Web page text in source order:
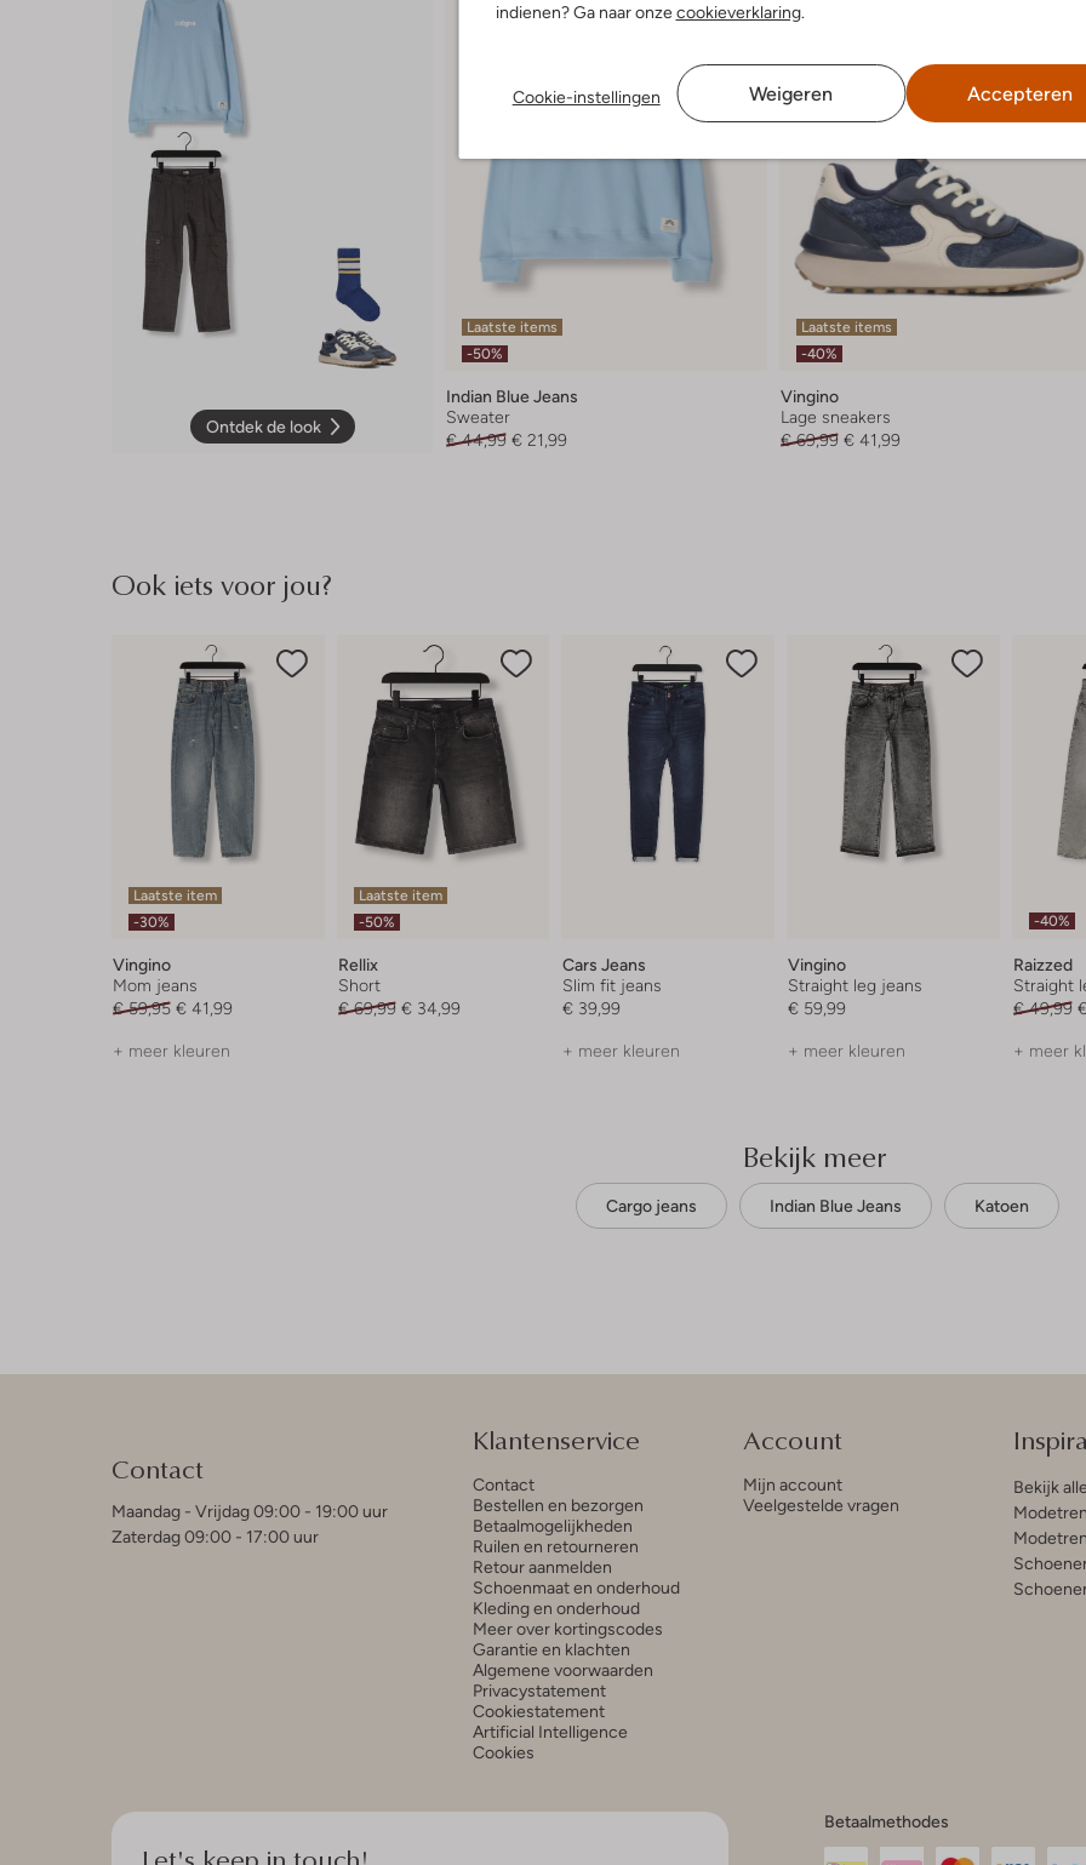
indienen? Ga naar onzecookieverklaring.
Cookie-instellingen Weigeren Accepteren
Ontdek de look
Laatste items
-50%
Indian Blue Jeans
Sweater
€ 44,99 € 21,99
Laatste items
-40%
Vingino
Lage sneakers
€ 69,99 € 41,99
Ook iets voor jou?
Laatste item
-30%
Vingino
Mom jeans
€ 59,95 € 41,99
+ meer kleuren
Laatste item
-50%
Rellix
Short
€ 69,99 € 34,99
Cars Jeans
Slim fit jeans
€ 39,99
+ meer kleuren
Vingino
Straight leg jeans
€ 59,99
+ meer kleuren
-40%
Raizzed
Straight
€ 49,99
+ meer
Bekijk meer
Cargo jeans Indian Blue Jeans Katoen
Contact
Maandag - Vrijdag 09:00 - 19:00 uur
Zaterdag 09:00 - 17:00 uur
Klantenservice
Contact
Bestellen en bezorgen
Betaalmogelijkheden
Ruilen en retourneren
Retour aanmelden
Schoenmaat en onderhoud
Kleding en onderhoud
Meer over kortingscodes
Garantie en klachten
Algemene voorwaarden
Privacystatement
Cookiestatement
Artificial Intelligence
Cookies
Account
Mijn account
Veelgestelde vragen
Bekijk
Betaalmethodes